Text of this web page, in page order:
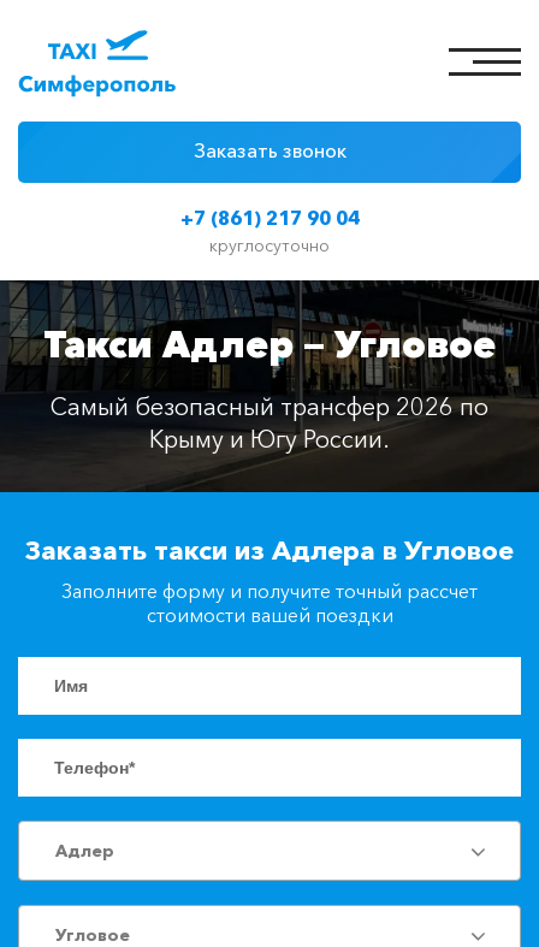
+7 (861) 217 90 04
круглосуточно
Заказать звонок
Цены на такси
Классы автомобилей
Отзывы
Контакты
+7(861)217-90-04
Такси Адлер — Угловое
Самый безопасный трансфер 2026 по
Крыму и Югу России.
Заказать такси из Адлера в Угловое
Заполните форму и получите точный рассчет
стоимости вашей поездки
Адлер
Угловое